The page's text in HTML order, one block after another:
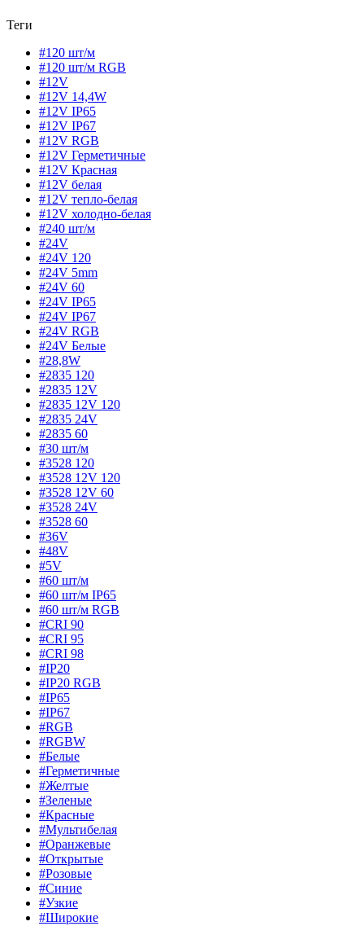
Теги
#120 шт/м
#120 шт/м RGB
#12V
#12V 14,4W
#12V IP65
#12V IP67
#12V RGB
#12V Герметичные
#12V Красная
#12V белая
#12V тепло-белая
#12V холодно-белая
#240 шт/м
#24V
#24V 120
#24V 5mm
#24V 60
#24V IP65
#24V IP67
#24V RGB
#24V Белые
#28,8W
#2835 120
#2835 12V
#2835 12V 120
#2835 24V
#2835 60
#30 шт/м
#3528 120
#3528 12V 120
#3528 12V 60
#3528 24V
#3528 60
#36V
#48V
#5V
#60 шт/м
#60 шт/м IP65
#60 шт/м RGB
#CRI 90
#CRI 95
#CRI 98
#IP20
#IP20 RGB
#IP65
#IP67
#RGB
#RGBW
#Белые
#Герметичные
#Желтые
#Зеленые
#Красные
#Мультибелая
#Оранжевые
#Открытые
#Розовые
#Синие
#Узкие
#Широкие